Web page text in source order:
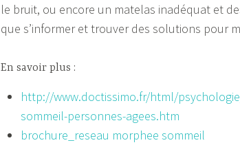
le bruit, ou encore un matelas inadéquat et
que s’informer et trouver des solutions pour
En savoir plus :
http://www.doctissimo.fr/html/
sommeil-personnes-agees.htm
brochure_reseau morphee sommeil